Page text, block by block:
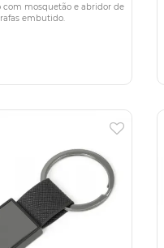
com mosquetão e abridor de
embutido.